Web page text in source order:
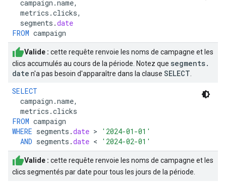
campaign .name,
metrics .clicks,
segments .date
FROM campaign
Valide : cette requête renvoie les noms de campagne et les
clics accumulés au cours de la période. Notez que segments.
date n'a pas besoin d'apparaître dans la clause SELECT
SELECT
campaign .name,
metrics .clicks
FROM campaign
WHERE segments .date >
'2024-01-01'
AND segments .date < '2024-02-01'
Valide : cette requête renvoie les noms de campagne et les
clics segmentés par date pour tous les jours de la période.